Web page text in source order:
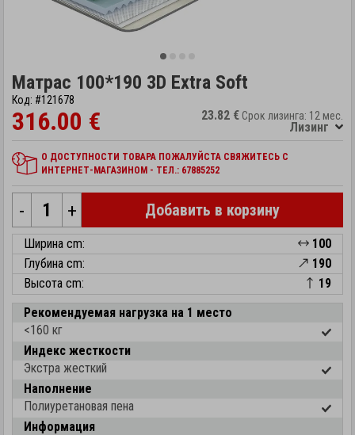
Матрас 100*190 3D Extra Soft
Код: #121678
316.00 € 23.82 € Срок лизинга: 12 мес.
Лизинг
О ДОСТУПНОСТИ ТОВАРА ПОЖАЛУЙСТА СВЯЖИТЕСЬ С
ИНТЕРНЕТ-МАГАЗИНОМ - ТЕЛ.: 67885252
- + Добавить в корзину
Ширина cm:
100
Глубина cm:
190
Высота cm:
19
Рекомендуемая нагрузка на 1 место
<160 кг
Индекс жесткости
Экстра жесткий
Наполнение
Полиуретановая пена
Информация